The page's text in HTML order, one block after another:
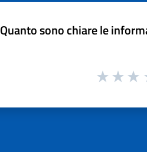
Quanto sono chiare le